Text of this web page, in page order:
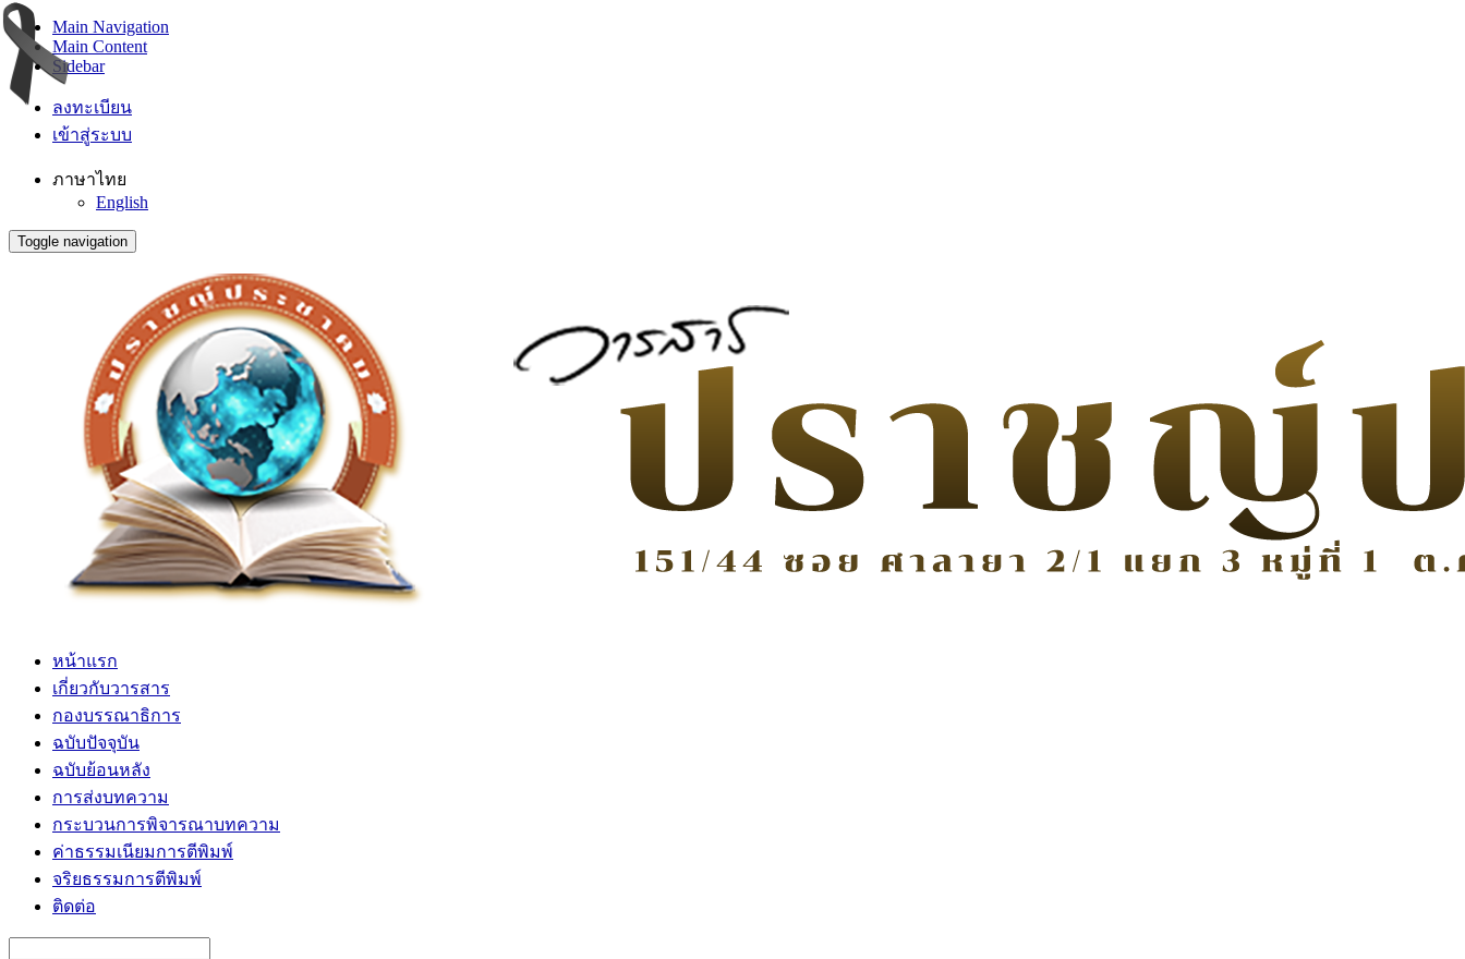
Main Navigation
Main Content
Sidebar
ลงทะเบียน
เข้าสู่ระบบ
ภาษาไทย
English
Toggle navigation
หน้าแรก
เกี่ยวกับวารสาร
กองบรรณาธิการ
ฉบับปัจจุบัน
ฉบับย้อนหลัง
การส่งบทความ
กระบวนการพิจารณาบทความ
ค่าธรรมเนียมการตีพิมพ์
จริยธรรมการตีพิมพ์
ติดต่อ